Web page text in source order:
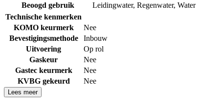
Beoogd gebruik
Leidingwater, Regenwater, Water
Technische kenmerken
KOMO keurmerk
Nee
Bevestigingsmethode
Inbouw
Uitvoering
Op rol
Gaskeur
Nee
Gastec keurmerk
Nee
KVBG gekeurd
Nee
Lees meer